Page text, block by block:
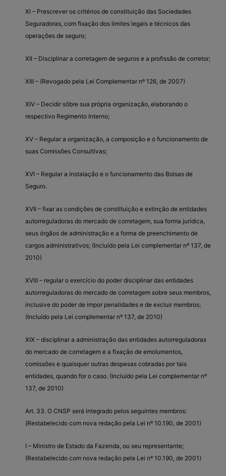
XI – Prescrever os critérios de constituição das Sociedades
Seguradoras, com fixação dos limites legais e técnicos das
operações de seguro;
XII – Disciplinar a corretagem de seguros e a profissão de corretor;
XIII – (Revogado pela Lei Complementar nº 126, de 2007)
XIV – Decidir sôbre sua própria organização, elaborando o
respectivo Regimento Interno;
XV – Regular a organização, a composição e o funcionamento de
suas Comissões Consultivas;
XVI – Regular a instalação e o funcionamento das Bolsas de
Seguro.
XVII – fixar as condições de constituição e extinção de entidades
autorreguladoras do mercado de corretagem, sua forma jurídica,
seus órgãos de administração e a forma de preenchimento de
cargos administrativos; (Incluído pela Lei complementar nº 137, de
2010)
XVIII – regular o exercício do poder disciplinar das entidades
autorreguladoras do mercado de corretagem sobre seus membros,
inclusive do poder de impor penalidades e de excluir membros;
(Incluído pela Lei complementar nº 137, de 2010)
XIX – disciplinar a administração das entidades autorreguladoras
do mercado de corretagem e a fixação de emolumentos,
comissões e quaisquer outras despesas cobradas por tais
entidades, quando for o caso. (Incluído pela Lei complementar nº
137, de 2010)
Art. 33. O CNSP será integrado pelos seguintes membros:
(Restabelecido com nova redação pela Lei nº 10.190, de 2001)
I – Ministro de Estado da Fazenda, ou seu representante;
(Restabelecido com nova redação pela Lei nº 10.190, de 2001)